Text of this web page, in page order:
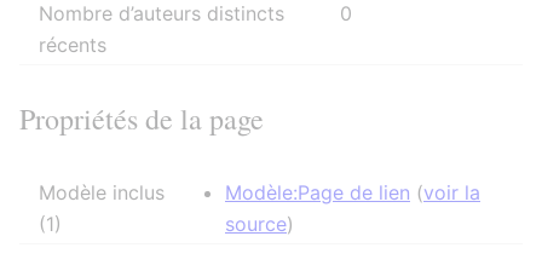
Nombre d’auteurs distincts
récents
0
Propriétés de la page
Modèle inclus
(1)
Modèle:Page de lien (voir la
source)